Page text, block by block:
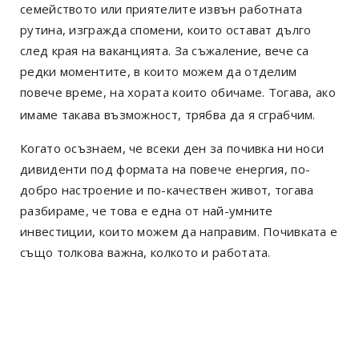
семейството или приятелите извън работната
рутина, изгражда спомени, които остават дълго
след края на ваканцията. За съжаление, вече са
редки моментите, в които можем да отделим
повече време, на хората които обичаме. Тогава, ако
имаме такава възможност, трябва да я сграбчим.
Когато осъзнаем, че всеки ден за почивка ни носи
дивиденти под формата на повече енергия, по-
добро настроение и по-качествен живот, тогава
разбираме, че това е една от най-умните
инвестиции, които можем да направим. Почивката е
също толкова важна, колкото и работата.